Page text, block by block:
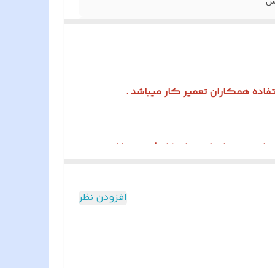
توسط مشتری امکانپذیر نمیباشد .
، فروش به همکار محصوب شده و مشمولافزودن نظر